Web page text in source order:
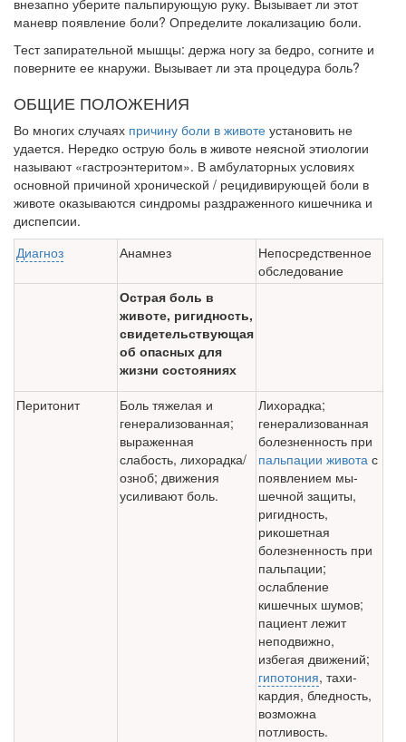
вне­запно уберите пальпирующую руку. Вызывает ли этот
маневр появле­ние боли? Определите локализацию боли.
Тест запирательной мышцы: держа ногу за бедро, согните и
повер­ните ее кнаружи. Вызывает ли эта процедура боль?
ОБЩИЕ ПОЛОЖЕНИЯ
Во многих случаях причину боли в животе установить не
удается. Не­редко острую боль в животе неясной этиологии
называют «гастроэнте­ритом». В амбулаторных условиях
основной причиной хронической / рецидивирующей боли в
животе оказываются синдромы раздраженного кишечника и
диспепсии.
Диагноз
Анамнез
Непосредственное
обследование
Острая боль в
животе, ригидность,
свидетельствующая
об опасных для
жизни состояниях
Перитонит
Боль тяжелая и
генерализованная;
выраженная
слабость, лихорадка/
озноб; движения
усиливают боль.
Лихорадка;
генерализованная
болезненность при
пальпации живота с
появлением мы­
шечной защиты,
ригидность,
рикошетная
болезненность при
пальпации;
ослабление
кишечных шумов;
пациент лежит
неподвижно,
избегая движений;
гипотония, тахи­
кардия, бледность,
возможна
потливость.